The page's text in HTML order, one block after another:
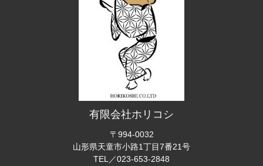
有限会社ホリコシ
〒994-0032
山形県天童市小路1丁目7番21号
TEL／023-653-2848